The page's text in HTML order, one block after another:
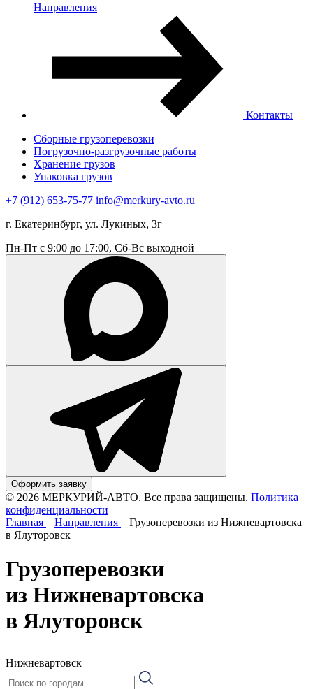
Направления
Контакты
Сборные грузоперевозки
Погрузочно-разгрузочные работы
Хранение грузов
Упаковка грузов
+7 (912) 653-75-77 info@merkury-avto.ru
г. Екатеринбург, ул. Лукиных, 3г
Пн-Пт с 9:00 до 17:00, Сб-Вс выходной
Оформить заявку
© 2026 МЕРКУРИЙ-АВТО. Все права защищены. Политика
конфиденциальности
Главная
Направления
Грузоперевозки из Нижневартовска
в Ялуторовск
Грузоперевозки
из Нижневартовска
в Ялуторовск
Нижневартовск